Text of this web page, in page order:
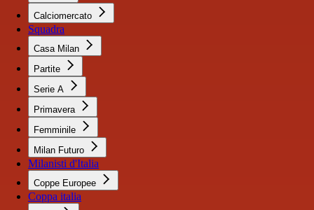
Calciomercato
Squadra
Casa Milan
Partite
Serie A
Primavera
Femminile
Milan Futuro
Milanisti d'Italia
Coppe Europee
Coppa italia